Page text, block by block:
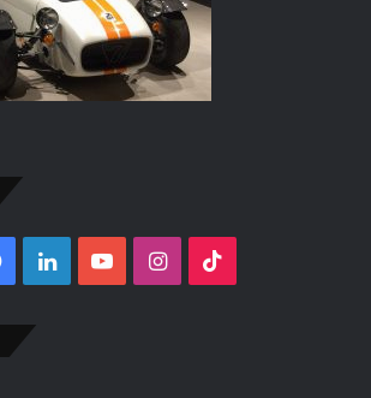
Facebook
LinkedInYouTubeInstagram